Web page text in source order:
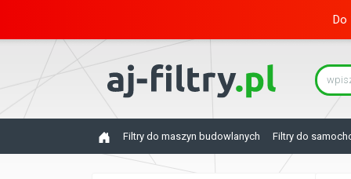
Do
Filtry do maszyn budowlanych Filtry do